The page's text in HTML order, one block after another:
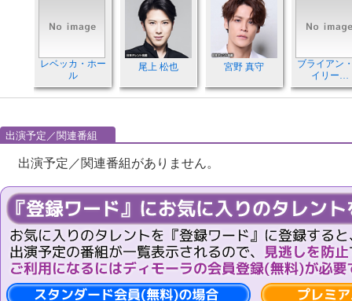
レベッカ・ホー
ル
尾上 松也 宮野 真守
ブライアン
イリー…
出演予定／関連番組
出演予定／関連番組がありません。